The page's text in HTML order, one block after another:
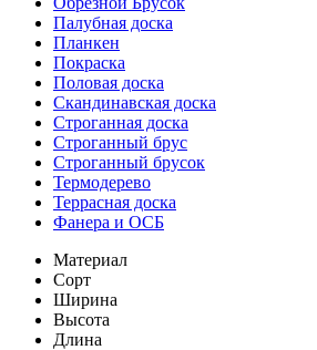
Палубная доска
Планкен
Покраска
Половая доска
Скандинавская доска
Строганная доска
Строганный брус
Строганный брусок
Термодерево
Террасная доска
Фанера и ОСБ
Материал
Сорт
Ширина
Высота
Длина